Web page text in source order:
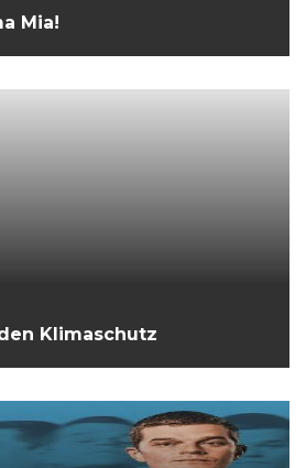
Mia!
Klimaschutz